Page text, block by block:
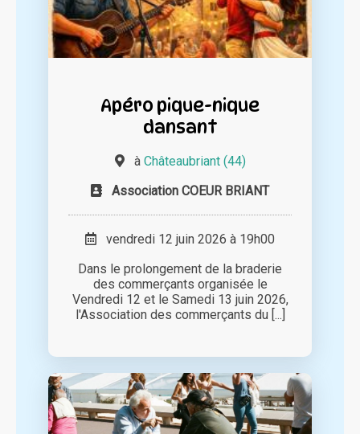
Apéro pique-nique
dansant
à Châteaubriant (44)
Association COEUR BRIANT
vendredi 12 juin 2026 à 19h00
Dans le prolongement de la braderie
des commerçants organisée le
Vendredi 12 et le Samedi 13 juin 2026,
l'Association des commerçants du [...]